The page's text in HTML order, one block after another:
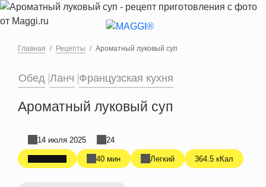
Перейти к основному содержанию
Главная Рецепты Ароматный луковый суп
Обед Ланч Французская кухня
Ароматный луковый суп
40 мин Легкий 364.5 кКал
14 июля 2025 24